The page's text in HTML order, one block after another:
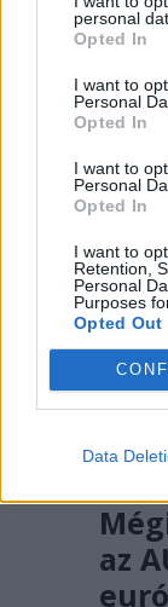
personal
Opted In
I want to
Personal
Opted In
I want to
Personal
Opted In
I want to
Retention,
Personal
Purposes
Opted Out
Data
2026.
az